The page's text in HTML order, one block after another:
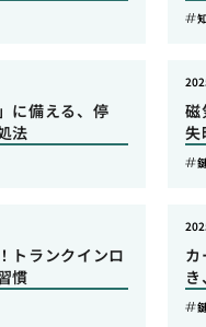
に備える、停
法
磁
失
トランクインロ
慣
カ